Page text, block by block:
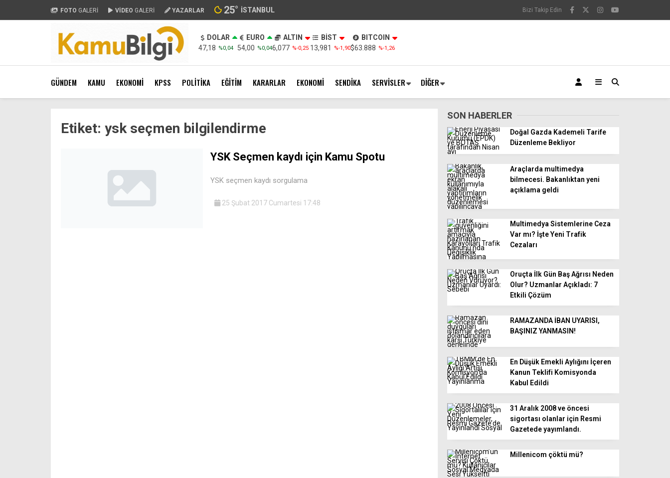
FOTO GALERİ VİDEO GALERİ YAZARLAR 25° İSTANBUL Bizi Takip Edin
DOLAR
47,18 %0,04
EURO
54,00 %0,04
ALTIN
6,077 %-0,25
BİST
13,981
%-1,90
BITCOIN
$63.888 %-1,26
GÜNDEM KAMU EKONOMİ KPSS POLİTİKA EĞİTİM KARARLAR EKONOMİ SENDİKA SERVİSLER DİĞER
Etiket: ysk seçmen bilgilendirme
YSK Seçmen kaydı için Kamu Spotu
YSK seçmen kaydı sorgulama
25 Şubat 2017 Cumartesi 17:48
SON HABERLER
Doğal Gazda Kademeli Tarife
Düzenleme Bekliyor
Araçlarda multimedya
bilmecesi. Bakanlıktan yeni
açıklama geldi
Multimedya Sistemlerine Ceza
Var mı? İşte Yeni Trafik
Cezaları
Oruçta İlk Gün Baş Ağrısı Neden
Olur? Uzmanlar Açıkladı: 7
Etkili Çözüm
RAMAZANDA İBAN UYARISI,
BAŞINIZ YANMASIN!
En Düşük Emekli Aylığını İçeren
Kanun Teklifi Komisyonda
Kabul Edildi
31 Aralık 2008 ve öncesi
sigortası olanlar için Resmi
Gazetede yayımlandı.
Millenicom çöktü mü?